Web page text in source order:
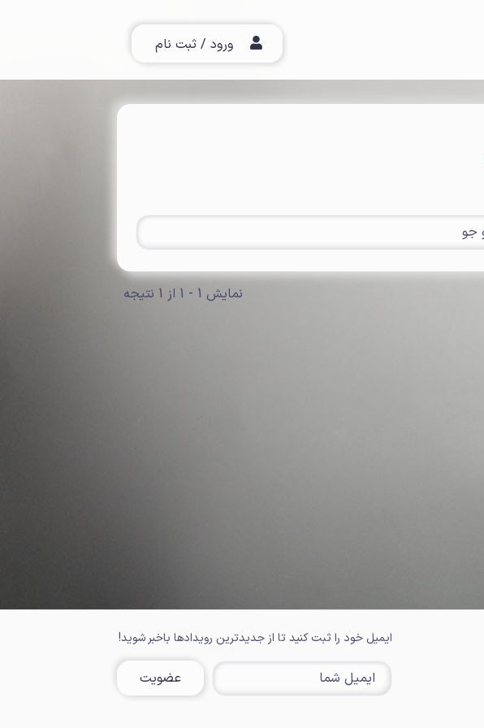
ورود / ثبت نام
نمایش 1 - 1 از 1 نتیجه
ایمیل خود را ثبت کنید تا از جدیدترین رویدادها باخبر شوید!
عضویت